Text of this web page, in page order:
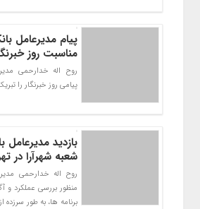
پیام مدیرعامل
مناسبت روز
روح اله خدارحمي
پيامی روز خبرنگار را
بازدید مدیرعامل
شعبه شهرآرا در
روح اله خدارحمی
منظور بررسی عملکرد و
برنامه ها، به طور سرزده